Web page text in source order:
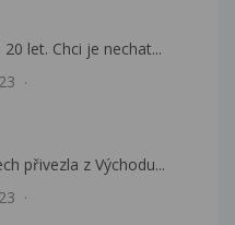
let. Chci je nechat...
přivezla z Východu...